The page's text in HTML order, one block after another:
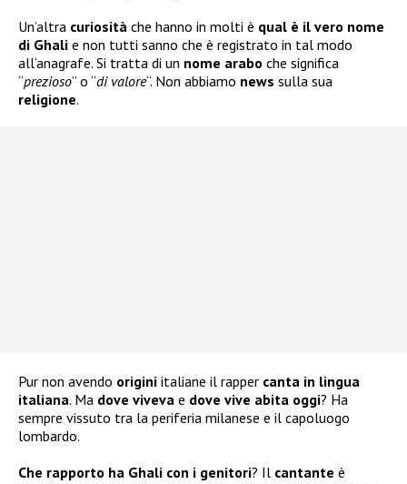
Un’altra curiosità che hanno in molti è qual è il vero nome
di Ghali e non tutti sanno che è registrato in tal modo
all’anagrafe. Si tratta di un nome arabo che significa
“prezioso” o “di valore“. Non abbiamo news sulla sua
religione.
Pur non avendo origini italiane il rapper canta in lingua
italiana. Ma dove viveva e dove vive abita oggi? Ha
sempre vissuto tra la periferia milanese e il capoluogo
lombardo.
Che rapporto ha Ghali con i genitori? Il cantante è